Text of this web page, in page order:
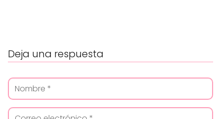
Deja una respuesta